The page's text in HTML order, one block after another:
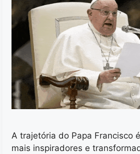
A trajetória do Papa Francisco
mais inspiradores e